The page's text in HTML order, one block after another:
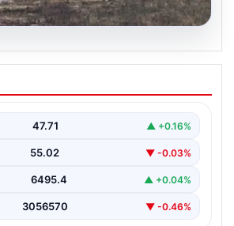
Görev Alan 4 Yangın
Türkiye’ye Geri Döndü
İspanya ve Fransa’da çıkan orman…
47.71 ▲ +0.16%
55.02 ▼ -0.03%
6495.4 ▲ +0.04%
3056570 ▼ -0.46%